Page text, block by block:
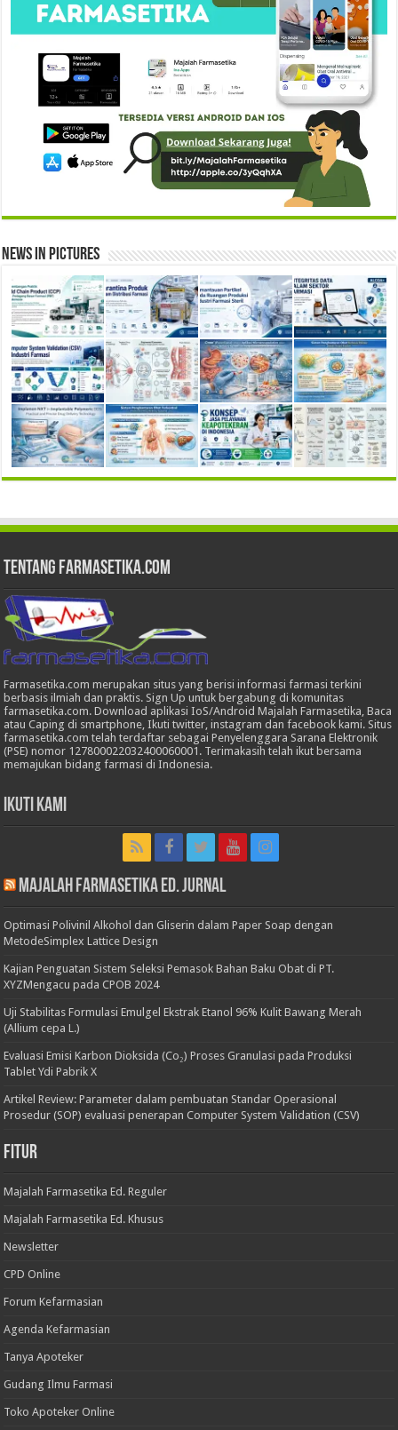
News in Pictures
Tentang Farmasetika.com
Farmasetika.com merupakan situs yang berisi informasi farmasi terkini
berbasis ilmiah dan praktis. Sign Up untuk bergabung di komunitas
farmasetika.com. Download aplikasi IoS/Android Majalah Farmasetika, Baca
atau Caping di smartphone, Ikuti twitter, instagram dan facebook kami. Situs
farmasetika.com telah terdaftar sebagai Penyelenggara Sarana Elektronik
(PSE) nomor 127800022032400060001. Terimakasih telah ikut bersama
memajukan bidang farmasi di Indonesia.
Ikuti Kami
Majalah Farmasetika Ed. Jurnal
Optimasi Polivinil Alkohol dan Gliserin dalam Paper Soap dengan
MetodeSimplex Lattice Design
Kajian Penguatan Sistem Seleksi Pemasok Bahan Baku Obat di PT.
XYZMengacu pada CPOB 2024
Uji Stabilitas Formulasi Emulgel Ekstrak Etanol 96% Kulit Bawang Merah
(Allium cepa L.)
Evaluasi Emisi Karbon Dioksida (Co₂) Proses Granulasi pada Produksi
Tablet Ydi Pabrik X
Artikel Review: Parameter dalam pembuatan Standar Operasional
Prosedur (SOP) evaluasi penerapan Computer System Validation (CSV)
Fitur
Majalah Farmasetika Ed. Reguler
Majalah Farmasetika Ed. Khusus
Newsletter
CPD Online
Forum Kefarmasian
Agenda Kefarmasian
Tanya Apoteker
Gudang Ilmu Farmasi
Toko Apoteker Online